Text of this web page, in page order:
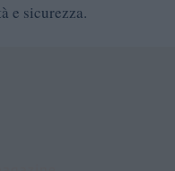
e sicurezza.